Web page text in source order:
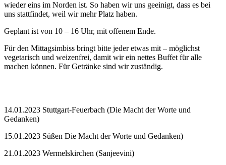
wieder eins im Norden ist. So haben wir uns geeinigt, dass es bei
uns stattfindet, weil wir mehr Platz haben.
Geplant ist von 10 – 16 Uhr, mit offenem Ende.
Für den Mittagsimbiss bringt bitte jeder etwas mit – möglichst
vegetarisch und weizenfrei, damit wir ein nettes Buffet für alle
machen können. Für Getränke sind wir zuständig.
14.01.2023 Stuttgart-Feuerbach (Die Macht der Worte und
Gedanken)
15.01.2023 Süßen Die Macht der Worte und Gedanken)
21.01.2023 Wermelskirchen (Sanjeevini)